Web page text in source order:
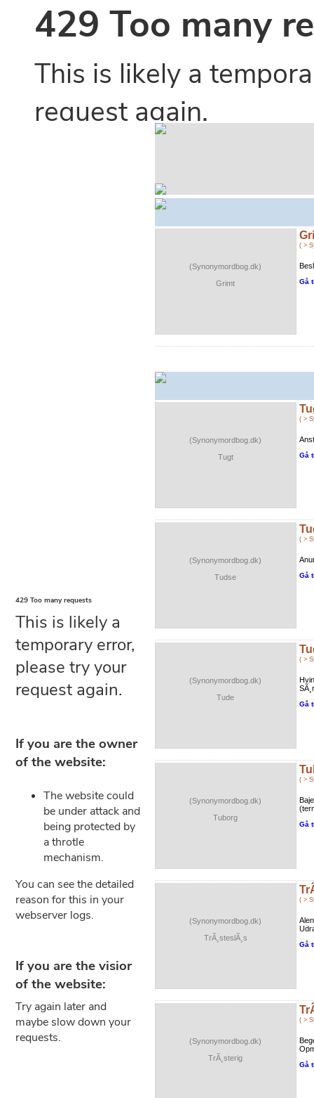
(Synonymordbog.dk)
Grimt
( >
Gå
(Synonymordbog.dk)
Tugt
( >
Gå
(Synonymordbog.dk)
Tudse
( >
Gå
(Synonymordbog.dk)
Tude
( >
Gå
(Synonymordbog.dk)
Tuborg
( >
Gå
(Synonymordbog.dk)
TrÃ¸steslÃ¸s
( >
Gå
(Synonymordbog.dk)
TrÃ¸sterig
( >
Gå